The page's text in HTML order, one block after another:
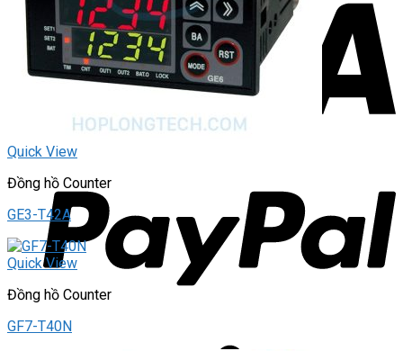
Quick View
Đồng hồ Counter
GE3-T42A
Quick View
Đồng hồ Counter
GF7-T40N